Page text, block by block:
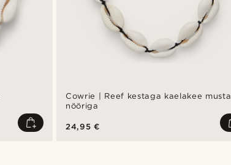
Cowrie | Reef kestaga kaelakee musta
nööriga
24,95 €